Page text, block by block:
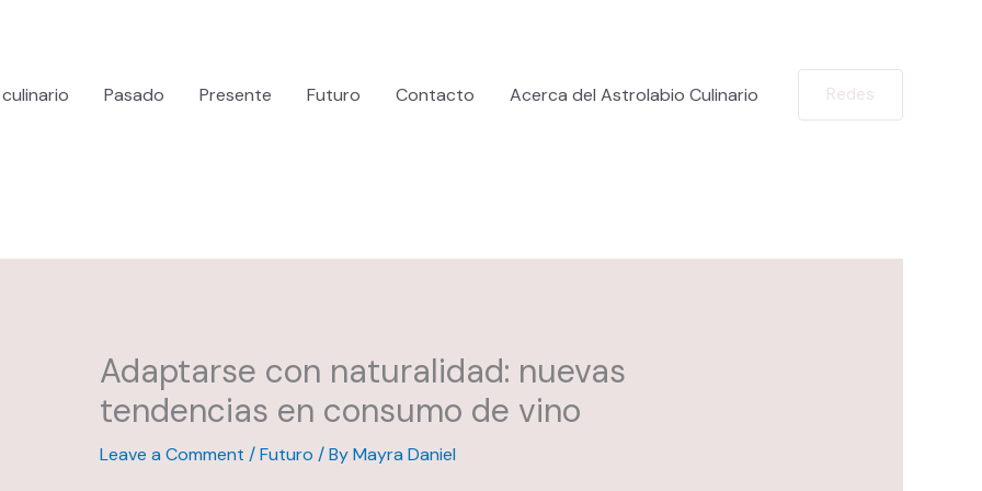
Pasado Presente Futuro Contacto Acerca del Astrolabio Culinario Redes
Adaptarse con naturalidad: nuevas
tendencias en consumo de vino
Leave a Comment /Futuro / ByMayra Daniel